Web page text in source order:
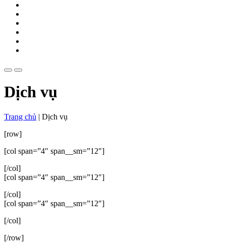
Dịch vụ
Trang chủ | Dịch vụ
[row]
[col span=”4″ span__sm=”12″]
[/col]
[col span=”4″ span__sm=”12″]
[/col]
[col span=”4″ span__sm=”12″]
[/col]
[/row]